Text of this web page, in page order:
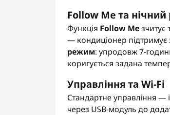
Follow Me та
Функція Follow Meзчитує
— кондиціонер підтримує
режим: упродовж 7-
коригується задана
Управління та Wi-Fi
Стандартне управління —
через USB-модуль до